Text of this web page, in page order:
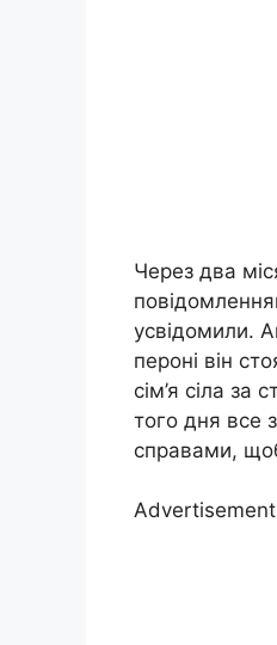
Через два
усвідомили.
пероні він
сім’я сіла за
того дня все
справами,